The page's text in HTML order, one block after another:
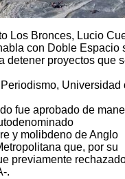
Los Bronces, Lucio
con Doble Espacio
proyectos que
Universidad
fue aprobado de
y molibdeno de Anglo
que, por su
previamente
.